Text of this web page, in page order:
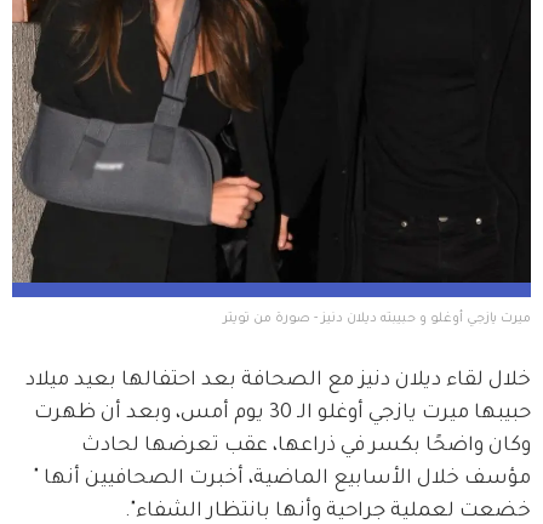
ميرت يازجي أوغلو و حبيبته ديلان دنيز - صورة من تويتر
خلال لقاء ديلان دنيز مع الصحافة بعد احتفالها بعيد ميلاد
حبيبها ميرت يازجي أوغلو الـ 30 يوم أمس، وبعد أن ظهرت
وكان واضحًا بكسر في ذراعها، عقب تعرضها لحادث
مؤسف خلال الأسابيع الماضية، أخبرت الصحافيين أنها "
خضعت لعملية جراحية وأنها بانتظار الشفاء".